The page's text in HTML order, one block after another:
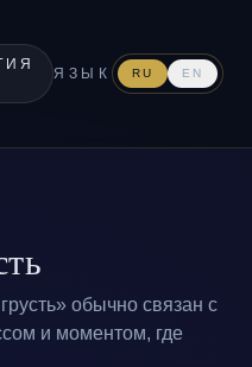
ЯЗЫК RU EN
обычно связан с
и моментом, где